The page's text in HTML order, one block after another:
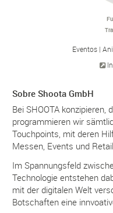
Eventos
Sobre Shoota GmbH
Bei SHOOTA konzipieren,
programmieren wir
Touchpoints, mit deren
Messen, Events und
Im Spannungsfeld
Technologie entstehen
mit der digitalen Welt
Botschaften eine